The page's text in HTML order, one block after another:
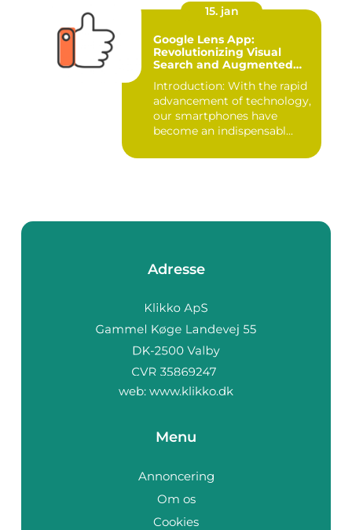
15. jan
Google Lens App:
Revolutionizing Visual
Search and Augmented
Introduction: With the rapid
advancement of technology,
our smartphones have
become an indispensabl...
Adresse
web: www.klikko.dk
Menu
Annoncering
Om os
Cookies